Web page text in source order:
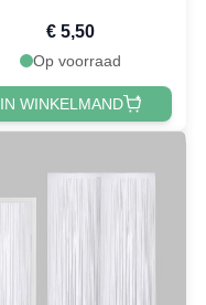
€ 5,50
Op voorraad
IN WINKELMAND